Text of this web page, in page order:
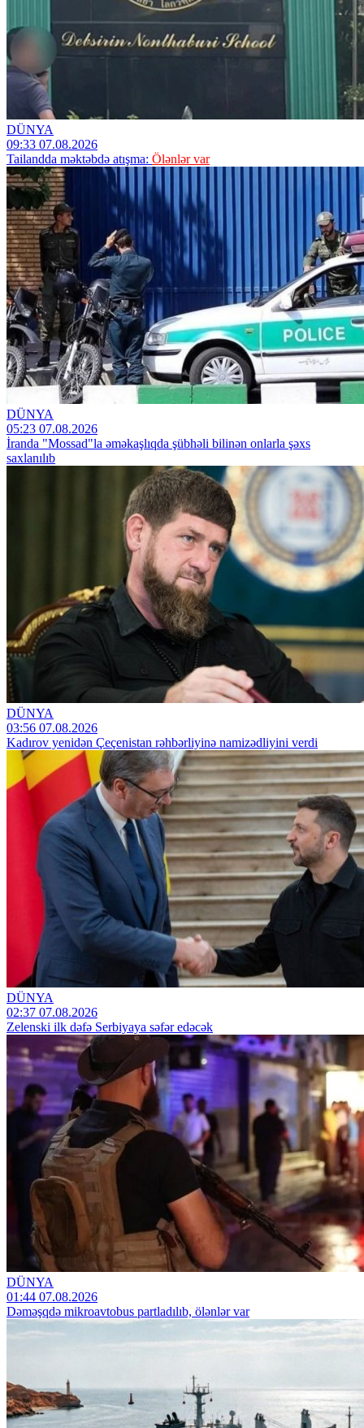
DÜNYA
09:33 07.08.2026
Tailandda məktəbdə atışma: Ölənlər var
DÜNYA
05:23 07.08.2026
İranda "Mossad"la əməkaşlıqda şübhəli bilinən onlarla şəxs
saxlanılıb
DÜNYA
03:56 07.08.2026
Kadırov yenidən Çeçenistan rəhbərliyinə namizədliyini verdi
DÜNYA
02:37 07.08.2026
Zelenski ilk dəfə Serbiyaya səfər edəcək
DÜNYA
01:44 07.08.2026
Dəməşqdə mikroavtobus partladılıb, ölənlər var